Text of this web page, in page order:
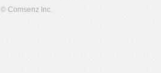
© Comsenz Inc.